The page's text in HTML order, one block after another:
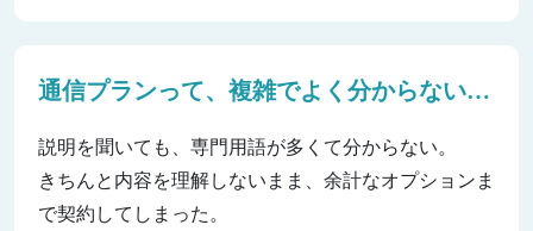
通信プランって、複雑でよく分からない…
説明を聞いても、専門用語が多くて分からない。
きちんと内容を理解しないまま、余計なオプションま
で契約してしまった。